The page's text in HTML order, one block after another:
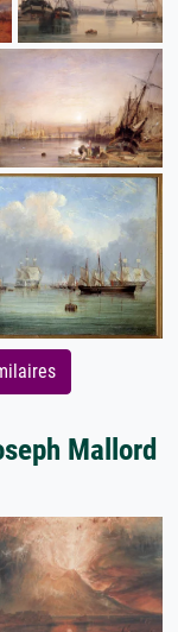
Mallord